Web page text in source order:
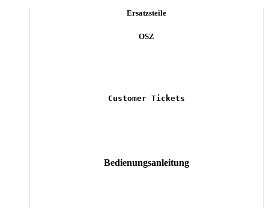
Ersatzsteile
OSZ
Customer Tickets
Bedienungsanleitung